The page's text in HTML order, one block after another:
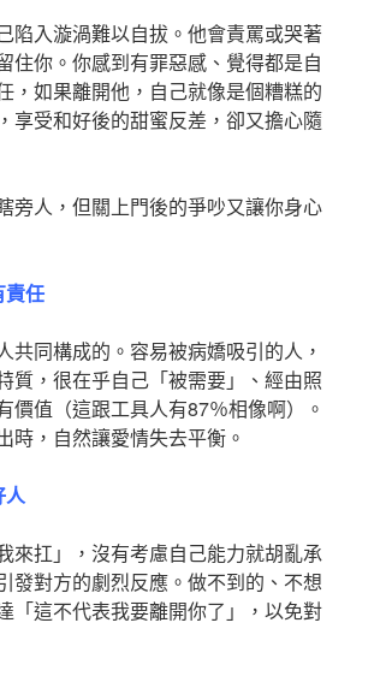
陷入漩渦難以自拔。他會責罵或哭著
住你。你感到有罪惡感、覺得都是自
，如果離開他，自己就像是個糟糕的
享受和好後的甜蜜反差，卻又擔心隨
旁人，但關上門後的爭吵又讓你身心
責任
同構成的。容易被病嬌吸引的人，
質，很在乎自己「被需要」、經由照
價值（這跟工具人有87％相像啊）。
時，自然讓愛情失去平衡。
人
來扛」，沒有考慮自己能力就胡亂承
發對方的劇烈反應。做不到的、不想
「這不代表我要離開你了」，以免對